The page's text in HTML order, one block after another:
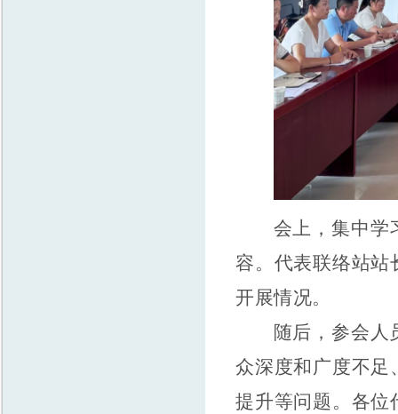
会上，集中学
容。代表联络站站
开展情况。
随后，参会人
众深度和广度不足
提升等问题。各位